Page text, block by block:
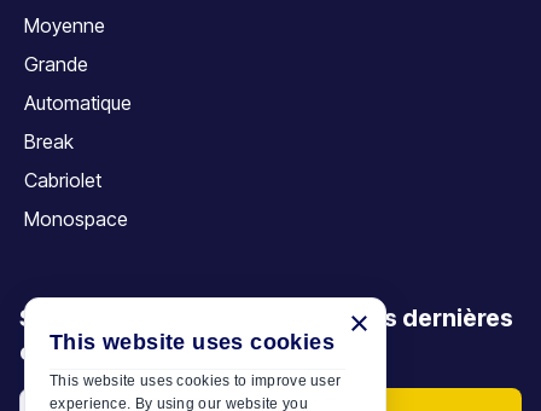
Moyenne
Grande
Automatique
Break
Cabriolet
Monospace
Soyez le premier à découvrir nos dernières
offres, promotions et articles
×
This website uses cookies
This website uses cookies to improve user
experience. By using our website you